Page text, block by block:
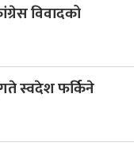
विवादको
स्वदेश फर्किने